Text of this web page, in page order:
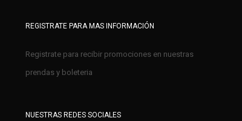
REGISTRATE PARA MAS INFORMACIÓN
Registrate para recibir promociones en nuestras
prendas y boleteria
NUESTRAS REDES SOCIALES